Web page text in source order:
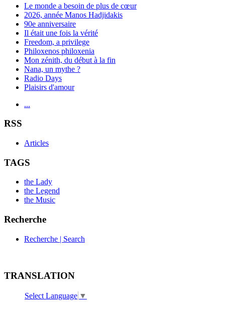
Le monde a besoin de plus de cœur
2026, année Manos Hadjidakis
90e anniversaire
Il était une fois la vérité
Freedom, a privilege
Philoxenos philoxenia
Mon zénith, du début à la fin
Nana, un mythe ?
Radio Days
Plaisirs d'amour
...
RSS
Articles
TAGS
the Lady
the Legend
the Music
Recherche
Recherche | Search
TRANSLATION
Select Language ▼